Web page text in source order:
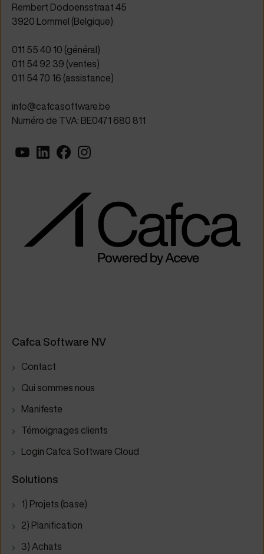
Rembert Dodoensstraat 45
3920 Lommel (Belgique)
011 55 40 10 (général)
011 54 92 39 (ventes)
011 54 70 16 (assistance)
info@cafcasoftware.be
Numéro de TVA: BE0471 680 811
Cafca Software NV
Contact
Qui sommes nous
Manifeste
Témoignages clients
Login Cafca Software Cloud
Solutions
1) Projets (base)
2) Planification
3) Achats